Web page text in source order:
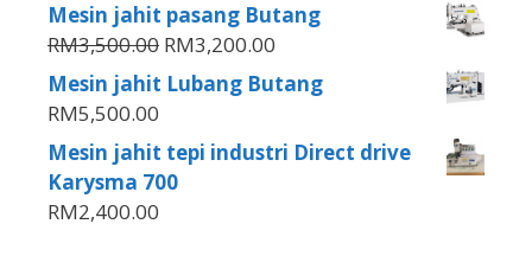
Mesin jahit pasang Butang
RM3,500.00 RM3,200.00
Mesin jahit Lubang Butang
RM5,500.00
Mesin jahit tepi industri Direct drive
Karysma 700
RM2,400.00